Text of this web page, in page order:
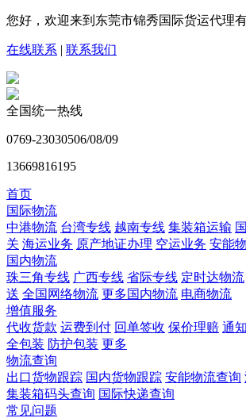
您好，欢迎来到东莞市锦秀国际货运代理
在线联系 | 联系我们
全国统一热线
0769-23030506/08/09
13669816195
首页
国际物流
中港物流 台湾专线 越南专线 集装箱运输
关 海运业务 原产地证办理 空运业务 安能
国内物流
珠三角专线 广西专线 省际专线 定时达物流
送 全国网络物流 更多国内物流 电商物流
增值服务
代收货款 运费到付 回单签收 保价理赔 通
全包装 防护包装 更多
物流查询
出口货物跟踪 国内货物跟踪 安能物流查询
集装箱码头查询 国际快递查询
常见问题